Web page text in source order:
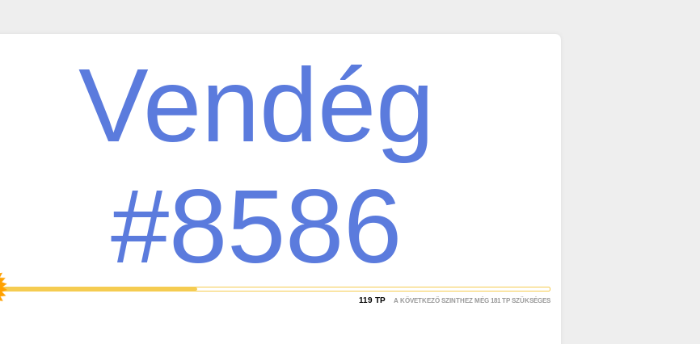
Vendég
#8586
119 TP A KÖVETKEZŐ SZINTHEZ MÉG 181 TP SZÜKSÉGES